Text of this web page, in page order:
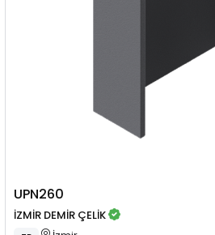
UPN260
İZMİR DEMİR ÇELİK